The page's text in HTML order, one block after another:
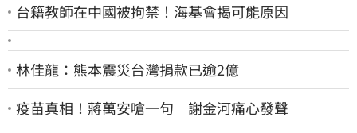
台籍教師在中國被拘禁！海基會揭可能原因
林佳龍：熊本震災台灣捐款已逾2億
疫苗真相！蔣萬安嗆一句 謝金河痛心發聲